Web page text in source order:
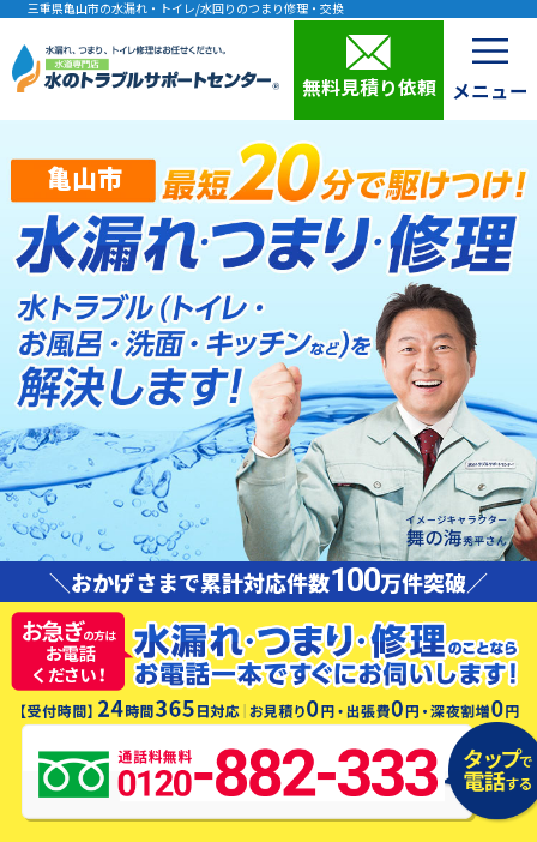
三重県亀山市の水漏れ・トイレ/水回りのつまり修理・交換
無料見積り依頼
亀山市
＼おかげさまで累計対応件数100万件突破／